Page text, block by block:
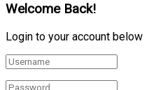
Welcome Back!
Login to your account below